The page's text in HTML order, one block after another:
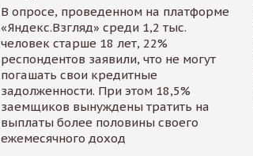
В опросе, проведенном на платформе
«Яндекс.Взгляд» среди 1,2 тыс.
человек старше 18 лет, 22%
респондентов заявили, что не могут
погашать свои кредитные
задолженности. При этом 18,5%
заемщиков вынуждены тратить на
выплаты более половины своего
ежемесячного доход